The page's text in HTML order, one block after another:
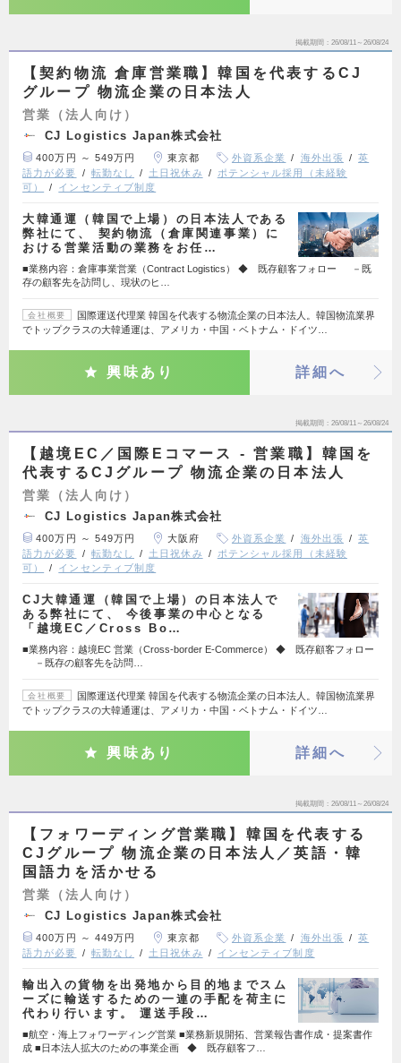
掲載期間 26/08/11～26/08/24
【契約物流 倉庫営業職】韓国を代表するCJ
グループ 物流企業の日本法人
営業（法人向け）
CJ Logistics Japan株式会社
400万円 ～ 549万円 東京都 外資系企業 海外出張
英
語力が必要
転勤なし 土日祝休み
ポテンシャル採用（未経験
可）
インセンティブ制度
大韓通運（韓国で上場）の日本法人である
弊社にて、 契約物流（倉庫関連事業）に
おける営業活動の業務をお任…
■業務内容：倉庫事業営業（Contract Logistics） ◆ 既存顧客フォロー －既
存の顧客先を訪問し、現状のヒ…
会社概要
国際運送代理業 韓国を代表する物流企業の日本法人。韓国物流業界
でトップクラスの大韓通運は、アメリカ・中国・ベトナム・ドイツ…
興味あり 詳細へ
掲載期間 26/08/11～26/08/24
【越境EC／国際Eコマース - 営業職】韓国を
代表するCJグループ 物流企業の日本法人
営業（法人向け）
CJ Logistics Japan株式会社
400万円 ～ 549万円 大阪府 外資系企業 海外出張
英
語力が必要
転勤なし 土日祝休み
ポテンシャル採用（未経験
可）
インセンティブ制度
CJ大韓通運（韓国で上場）の日本法人で
ある弊社にて、 今後事業の中心となる
「越境EC／Cross Bo…
■業務内容：越境EC 営業（Cross-border E-Commerce） ◆ 既存顧客フォロー
－既存の顧客先を訪問…
会社概要
国際運送代理業 韓国を代表する物流企業の日本法人。韓国物流業界
でトップクラスの大韓通運は、アメリカ・中国・ベトナム・ドイツ…
興味あり 詳細へ
掲載期間 26/08/11～26/08/24
【フォワーディング営業職】韓国を代表する
CJグループ 物流企業の日本法人／英語・韓
国語力を活かせる
営業（法人向け）
CJ Logistics Japan株式会社
400万円 ～ 449万円 東京都 外資系企業 海外出張
英
語力が必要
転勤なし 土日祝休み インセンティブ制度
輸出入の貨物を出発地から目的地までスム
ーズに輸送するための一連の手配を荷主に
代わり行います。 運送手段…
■航空・海上フォワーディング営業 ■業務新規開拓、営業報告書作成・提案書作
成 ■日本法人拡大のための事業企画 ◆ 既存顧客フ…